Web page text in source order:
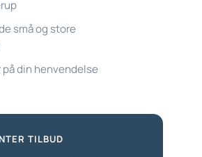
små og store
på din henvendelse
TILBUD